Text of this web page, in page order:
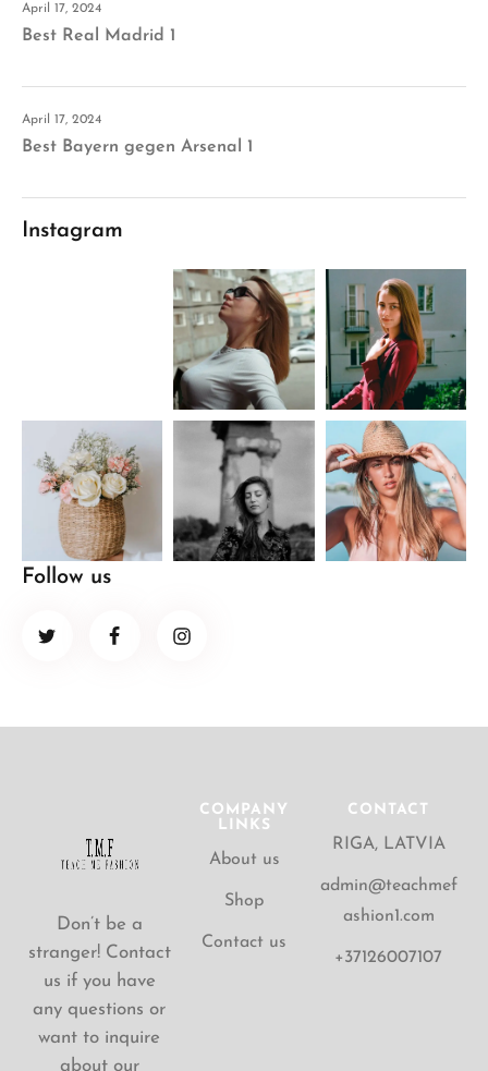
April 17, 2024
Best Real Madrid 1
April 17, 2024
Best Bayern gegen Arsenal 1
Instagram
Follow us
Don’t be a
stranger! Contact
us if you have
any questions or
want to inquire
about our
COMPANY
LINKS
About us
Shop
Contact us
CONTACT
RIGA, LATVIA
admin@teachmef
ashion1.com
+37126007107